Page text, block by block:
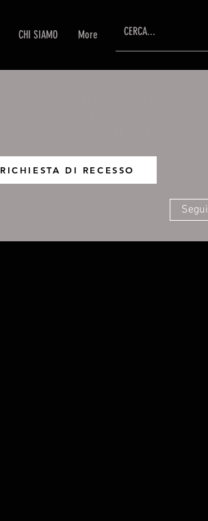
CHI SIAMO More
RICHIESTA DI RECESSO
Segui